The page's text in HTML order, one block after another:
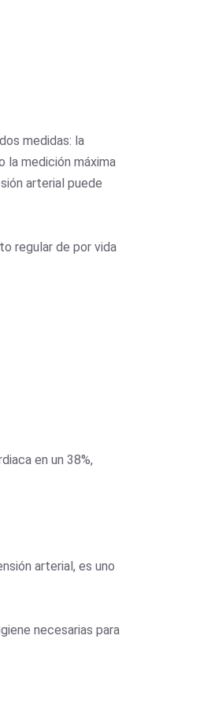
medidas: la
la medición máxima
arterial puede
regular de por vida
en un 38%,
arterial, es uno
necesarias para